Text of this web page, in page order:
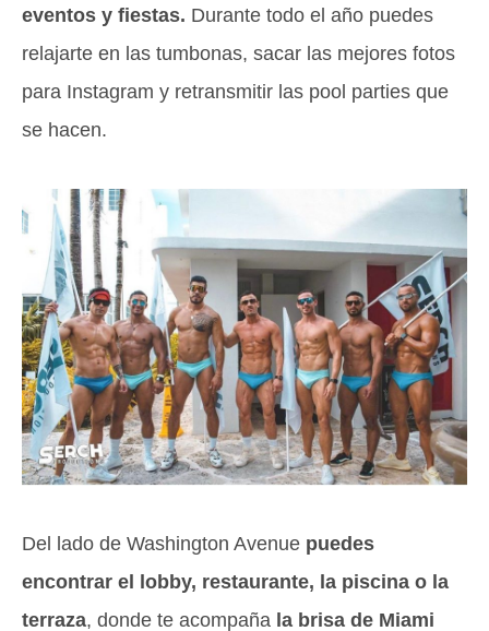
eventos y fiestas. Durante todo el año puedes
relajarte en las tumbonas, sacar las mejores fotos
para Instagram y retransmitir las pool parties que
se hacen.
Del lado de Washington Avenue puedes
encontrar el lobby, restaurante, la piscina o la
terraza, donde te acompaña la brisa de Miami